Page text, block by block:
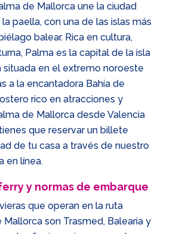
de Mallorca une la ciudad
paella, con una de las islas más
balear. Rica en cultura,
Palma es la capital de la isla
situada en el extremo noroeste
a la encantadora Bahía de
rico en atracciones y
de Mallorca desde Valencia
que reservar un billete
de tu casa a través de nuestro
en línea.
y normas de embarque
que operan en la ruta
Mallorca son Trasmed, Balearia y